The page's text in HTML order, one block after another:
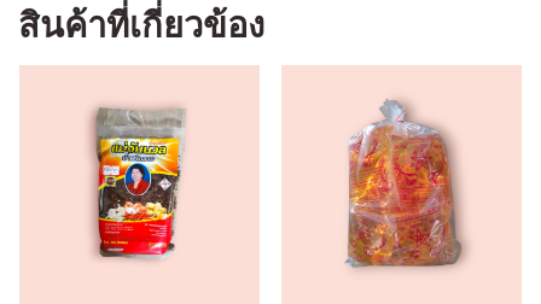
สินค้าที่เกี่ยวข้อง